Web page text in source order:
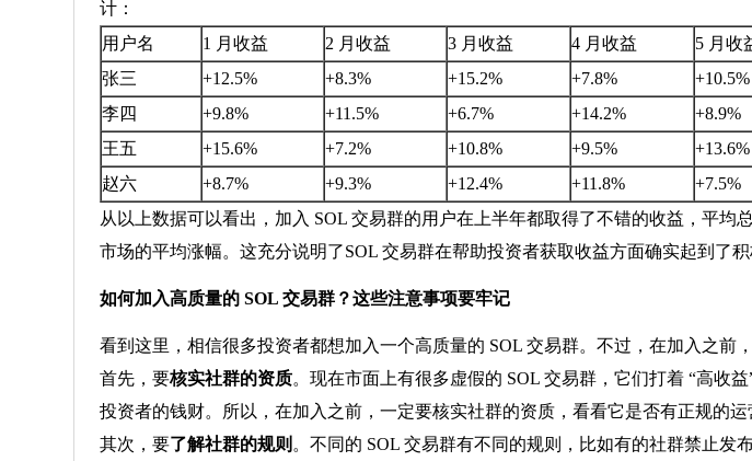
计：
用户名
1 月收益 2 月收益 3 月收益 4 月收益 5 月收
张三
+12.5% +8.3% +15.2% +7.8% +10.5%
李四
+9.8% +11.5% +6.7% +14.2% +8.9%
王五
+15.6% +7.2% +10.8% +9.5% +13.6%
赵六
+8.7% +9.3% +12.4% +11.8% +7.5%
从以上数据可以看出，加入 SOL 交易群的用户在上半年都取得了不错的收益，平均
市场的平均涨幅。这充分说明了SOL 交易群在帮助投资者获取收益方面确实起到了积
如何加入高质量的 SOL 交易群？这些注意事项要牢记
看到这里，相信很多投资者都想加入一个高质量的 SOL 交易群。不过，在加入之前
首先，要核实社群的资质。现在市面上有很多虚假的 SOL 交易群，它们打着 “高收
投资者的钱财。所以，在加入之前，一定要核实社群的资质，看看它是否有正规的运
其次，要了解社群的规则 。不同的 SOL 交易群有不同的规则，比如有的社群禁止发